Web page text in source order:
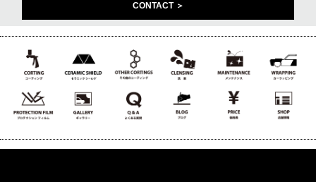
CONTACT ＞